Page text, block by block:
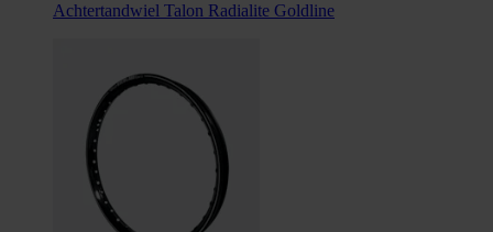
Achtertandwiel Talon Radialite Goldline